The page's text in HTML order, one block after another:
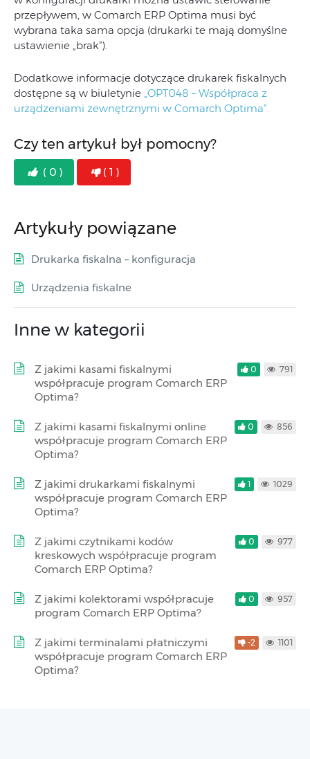
przepływem, w Comarch ERP Optima musi być
wybrana taka sama opcja (drukarki te mają domyślne
ustawienie „brak”).
Dodatkowe informacje dotyczące drukarek fiskalnych
dostępne są w biuletynie „OPT048 – Współpraca z
urządzeniami zewnętrznymi w Comarch Optima”.
Czy ten artykuł był pomocny?
( 0 ) ( 1 )
Artykuły powiązane
Drukarka fiskalna – konfiguracja
Urządzenia fiskalne
Inne w kategorii
Z jakimi kasami fiskalnymi
współpracuje program Comarch ERP
Optima?
0 791
Z jakimi kasami fiskalnymi online
współpracuje program Comarch ERP
Optima?
0 856
Z jakimi drukarkami fiskalnymi
współpracuje program Comarch ERP
Optima?
1 1029
Z jakimi czytnikami kodów
kreskowych współpracuje program
Comarch ERP Optima?
0 977
Z jakimi kolektorami współpracuje
program Comarch ERP Optima?
0 957
Z jakimi terminalami płatniczymi
współpracuje program Comarch ERP
Optima?
-2 1101